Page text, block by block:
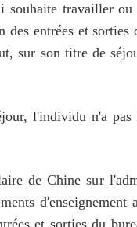
travailler
des entrées et
sur son titre de
l'individu n'a
de Chine sur
et sorties du